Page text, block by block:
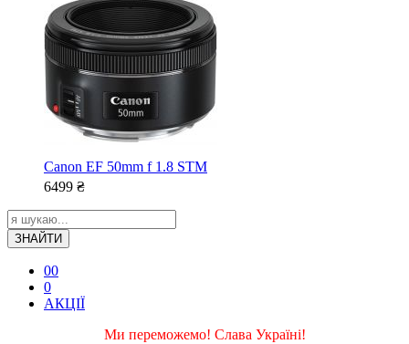
Canon EF 50mm f 1.8 STM
6499 ₴
ЗНАЙТИ
00
0
АКЦІЇ
Ми переможемо! Слава Україні!